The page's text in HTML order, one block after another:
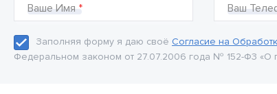
Ваше Имя Ваш
Заполняя форму я даю своё Согласие на
Федеральном законом от 27.07.2006 года № 152-Ф3 «О